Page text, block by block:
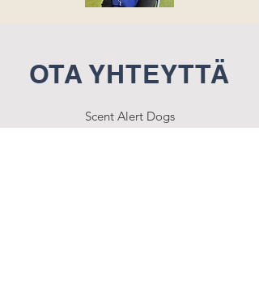
OTA YHTEYTTÄ
Scent Alert Dogs
2619852-9